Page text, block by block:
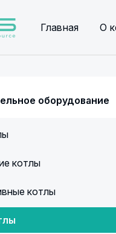
Главная О
оборудование
котлы
котлы